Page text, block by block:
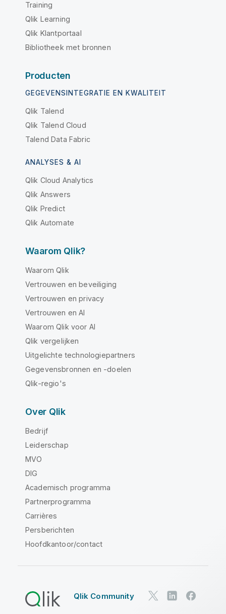
Training
Qlik Learning
Qlik Klantportaal
Bibliotheek met bronnen
Producten
GEGEVENSINTEGRATIE EN KWALITEIT
Qlik Talend
Qlik Talend Cloud
Talend Data Fabric
ANALYSES & AI
Qlik Cloud Analytics
Qlik Answers
Qlik Predict
Qlik Automate
Waarom Qlik?
Waarom Qlik
Vertrouwen en beveiliging
Vertrouwen en privacy
Vertrouwen en AI
Waarom Qlik voor AI
Qlik vergelijken
Uitgelichte technologiepartners
Gegevensbronnen en -doelen
Qlik-regio's
Over Qlik
Bedrijf
Leiderschap
MVO
DIG
Academisch programma
Partnerprogramma
Carrières
Persberichten
Hoofdkantoor/contact
Qlik Community